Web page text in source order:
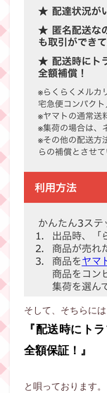
そして、そちらに
『配送時にト
全額保証！』
と唄っております。